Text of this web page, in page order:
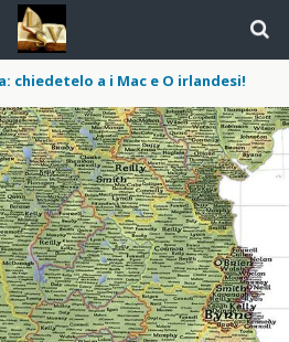
chiedetelo a i Mac e O irlandesi!